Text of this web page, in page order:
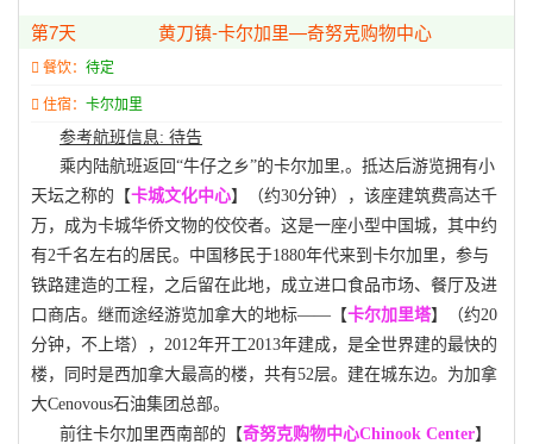
第7天 黄刀镇-卡尔加里—奇努克购物中心
餐饮： 待定
住宿： 卡尔加里
参考航班信息: 待告
乘内陆航班返回“牛仔之乡”的卡尔加里 。抵达后游览拥有小
天坛之称的【卡城文化中心】（约30分钟），该座建筑费高达千
万，成为卡城华侨文物的佼佼者。这是一座小型中国城，其中约
有2千名左右的居民。中国移民于1880年代来到卡尔加里，参与
铁路建造的工程，之后留在此地，成立进口食品市场、餐厅及进
口商店。继而途经游览加拿大的地标——【卡尔加里塔】（约20
分钟，不上塔）， 2012年开工2013年建成，是全世界建的最快的
楼，同时是西加拿大最高的楼，共有52层。建在城东边。为加拿
大Cenovous石油集团总部。
前往卡尔加里西南部的【奇努克购物中心Chinook Center】